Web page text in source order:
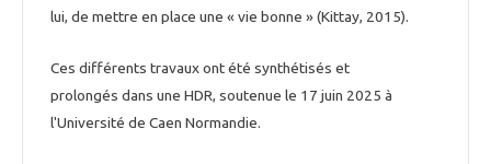
lui, de mettre en place une « vie bonne » (Kittay, 2015).
Ces différents travaux ont été synthétisés et
prolongés dans une HDR, soutenue le 17 juin 2025 à
l'Université de Caen Normandie.